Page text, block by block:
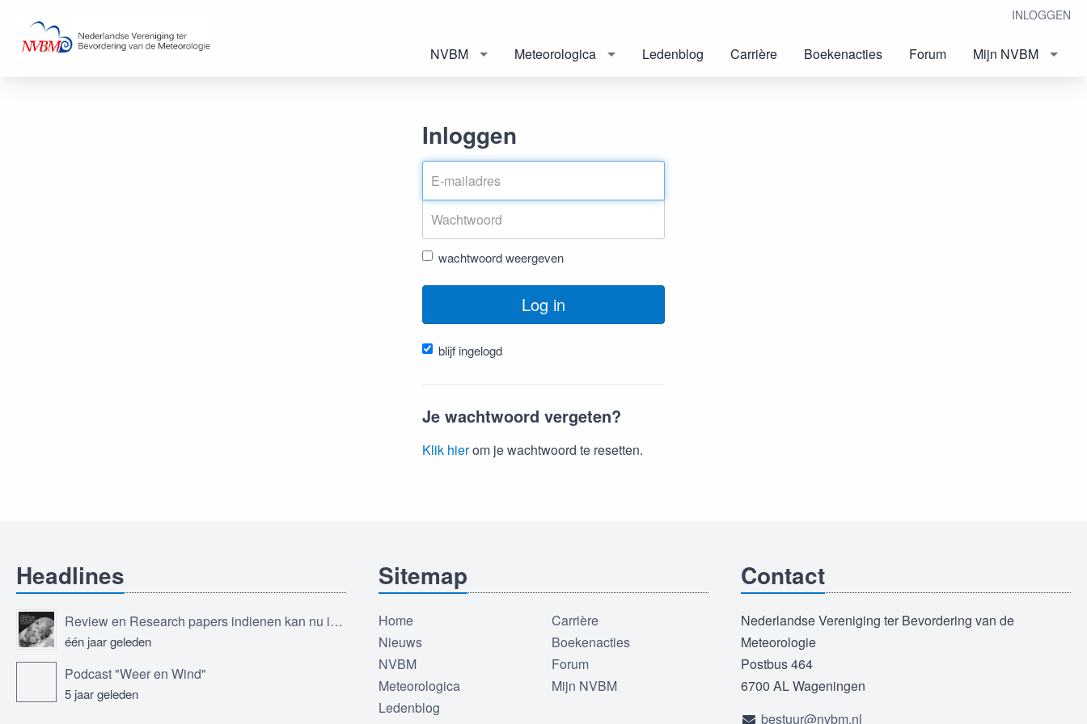
INLOGGEN
NVBM Meteorologica Ledenblog Carrière Boekenacties Forum Mijn NVBM
Inloggen
wachtwoord weergeven
Log in
blijf ingelogd
Je wachtwoord vergeten?
Klik hierom je wachtwoord te resetten.
Headlines
Review en Research papers indienen kan nu in Journal of the European Meteorological Society
één jaar geleden
Podcast "Weer en Wind"
5 jaar geleden
Sitemap
Home
Nieuws
NVBM
Meteorologica
Ledenblog
Carrière
Boekenacties
Forum
Mijn NVBM
Contact
Nederlandse Vereniging ter Bevordering van de
Meteorologie
Postbus 464
6700 AL Wageningen
bestuur@nvbm.nl